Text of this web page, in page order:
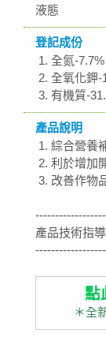
液態
登記成份
全氮-7.7%
全氧化鉀-
有機質-
產品說明
綜合營養
利於增加
改善作物
產品技術指
點
＊全